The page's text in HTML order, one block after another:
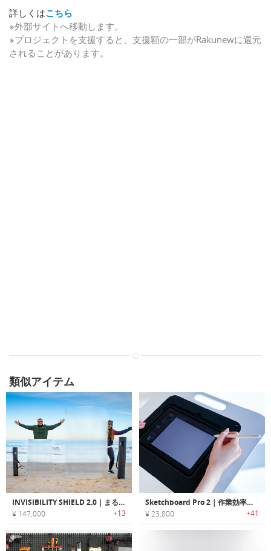
詳しくはこちら
※外部サイトへ移動します。
※プロジェクトを支援すると、支援額の一部がRakunewに還元
されることがあります。
類似アイテム
INVISIBILITY SHIELD 2.0｜まるで透明人間のように背景に溶け込める光学シールド
¥ 147,000 +13
Sketchboard Pro 2｜作業効率と作業姿勢を向上する、iPad用のドローイングスタンド
¥ 23,800 +41